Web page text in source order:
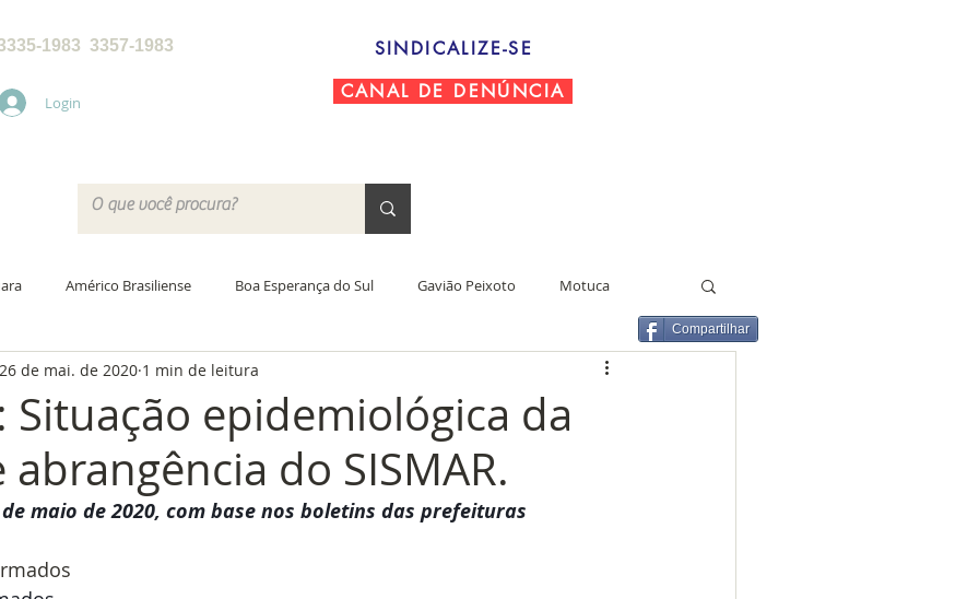
1983 3357-1983
Login
SINDICALIZE-SE
CANAL DE DENÚNCIA
Américo Brasiliense Boa Esperança do Sul Gavião Peixoto Motuca
Santa Lúcia Trabiju Acordo Coletivo Estado de greve
Educação PCCV Greve Justiça do Trabalho GCM
Situação epidemiológica da
do SISMAR.
26 de mai. de 2020 1 min de leitura
maio de 2020, com base nos boletins das prefeituras
Compartilhar